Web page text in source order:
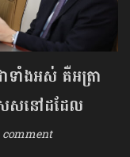
ទាំងអស់ គឺអត្រា
េសនៅដដែល